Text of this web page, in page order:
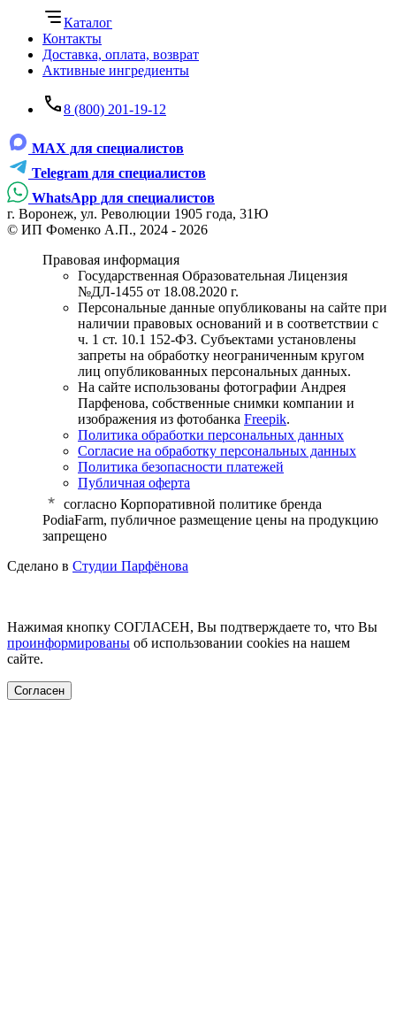
Каталог
Контакты
Доставка, оплата, возврат
Активные ингредиенты
8 (800) 201-19-12
MAX для специалистов
Telegram для специалистов
WhatsApp для специалистов
г. Воронеж, ул. Революции 1905 года, 31Ю
© ИП Фоменко А.П., 2024 - 2026
Правовая информация
Государственная Образовательная Лицензия
№ДЛ-1455 от 18.08.2020 г.
Персональные данные опубликованы на сайте при
наличии правовых оснований и в соответствии с
ч. 1 ст. 10.1 152-ФЗ. Субъектами установлены
запреты на обработку неограниченным кругом
лиц опубликованных персональных данных.
На сайте использованы фотографии Андрея
Парфенова, собственные снимки компании и
изображения из фотобанка Freepik.
Политика обработки персональных данных
Согласие на обработку персональных данных
Политика безопасности платежей
Публичная оферта
cогласно Корпоративной политике бренда
PodiaFarm, публичное размещение цены на продукцию
запрещено
Сделано в Студии Парфёнова
Нажимая кнопку СОГЛАСЕН, Вы подтверждаете то, что Вы
проинформированы об использовании cookies на нашем
сайте.
Согласен